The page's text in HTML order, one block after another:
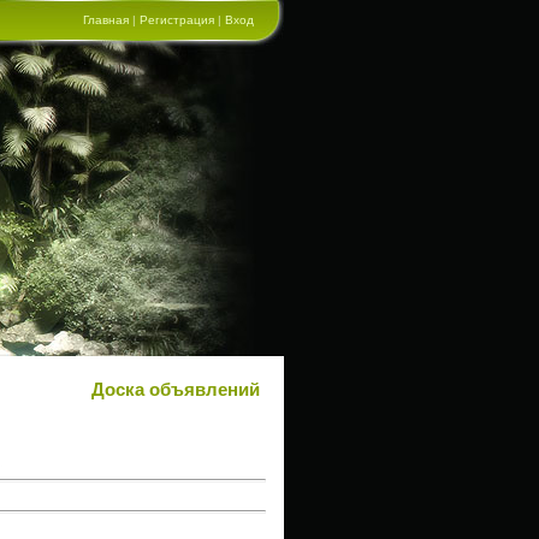
Главная | Регистрация | Вход
Доска объявлений